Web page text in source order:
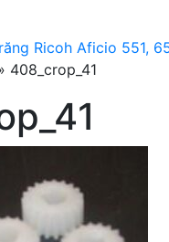
Ricoh Aficio 551,
408_crop_41